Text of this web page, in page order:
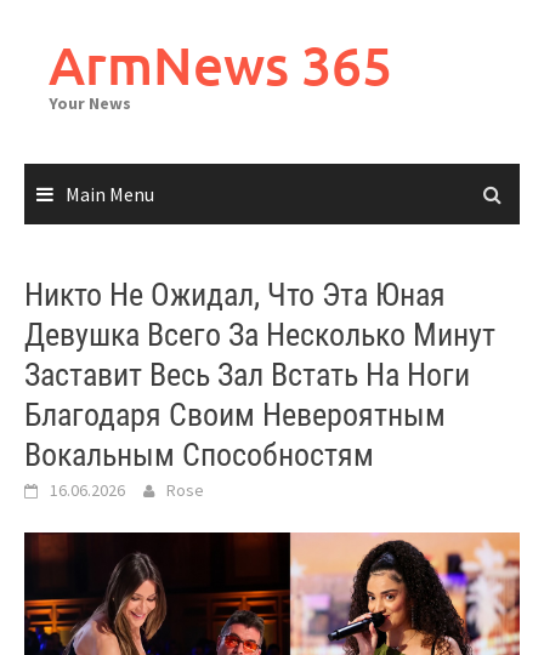
contentArmNews 365
Your News
Main Menu
Никто Не Ожидал, Что Эта Юная
Девушка Всего За Несколько Минут
Заставит Весь Зал Встать На Ноги
Благодаря Своим Невероятным
Вокальным Способностям
16.06.2026 Rose